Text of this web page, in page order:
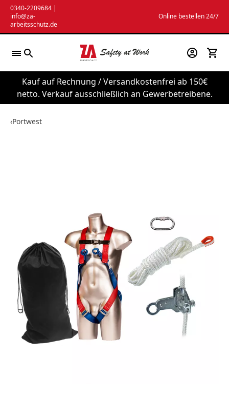
Zum
Inhalt
springen
0340-2209684 |
info@za-
arbeitsschutz.de
Online bestellen 24/7
Kauf auf Rechnung / Versandkostenfrei ab 150€
netto. Verkauf ausschließlich an Gewerbetreibene.
‹Portwest